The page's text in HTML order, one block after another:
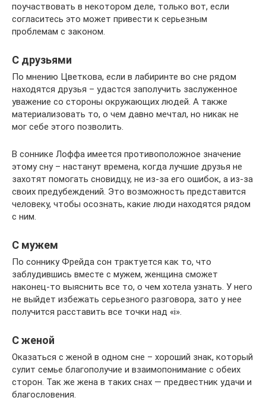
поучаствовать в некотором деле, только вот, если
согласитесь это может привести к серьезным
проблемам с законом.
С друзьями
По мнению Цветкова, если в лабиринте во сне рядом
находятся друзья – удастся заполучить заслуженное
уважение со стороны окружающих людей. А также
материализовать то, о чем давно мечтал, но никак не
мог себе этого позволить.
В соннике Лоффа имеется противоположное значение
этому сну – настанут времена, когда лучшие друзья не
захотят помогать сновидцу, не из-за его ошибок, а из-за
своих предубеждений. Это возможность представится
человеку, чтобы осознать, какие люди находятся рядом
с ним.
С мужем
По соннику Фрейда сон трактуется как то, что
заблудившись вместе с мужем, женщина сможет
наконец-то выяснить все то, о чем хотела узнать. У него
не выйдет избежать серьезного разговора, зато у нее
получится расставить все точки над «i».
С женой
Оказаться с женой в одном сне – хороший знак, который
сулит семье благополучие и взаимопонимание с обеих
сторон. Так же жена в таких снах — предвестник удачи и
благословения.